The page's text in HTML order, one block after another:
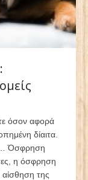
όσον αφορά
δίαιτα.
Όσφρηση
η όσφρηση
της